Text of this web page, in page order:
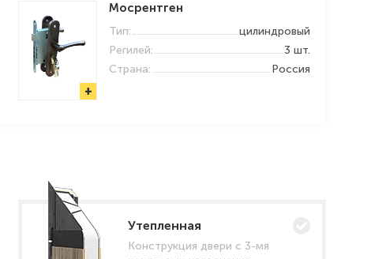
+
Мосрентген
Тип:
цилиндровый
Регилей:
3 шт.
Страна:
Россия
Утепленная
Конструкция двери с 3-мя